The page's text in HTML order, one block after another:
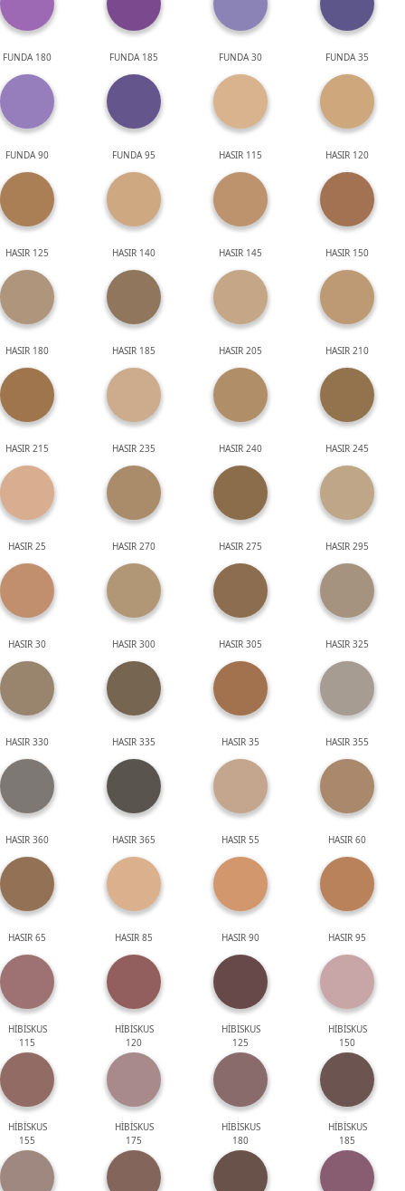
FUNDA 180 FUNDA 185 FUNDA 30 FUNDA 35
FUNDA 90 FUNDA 95 HASIR 115 HASIR 120
HASIR 125 HASIR 140 HASIR 145 HASIR 150
HASIR 180 HASIR 185 HASIR 205 HASIR 210
HASIR 215 HASIR 235 HASIR 240 HASIR 245
HASIR 25 HASIR 270 HASIR 275 HASIR 295
HASIR 30 HASIR 300 HASIR 305 HASIR 325
HASIR 330 HASIR 335 HASIR 35 HASIR 355
HASIR 360 HASIR 365 HASIR 55 HASIR 60
HASIR 65 HASIR 85 HASIR 90 HASIR 95
HİBİSKUS
115
HİBİSKUS
120
HİBİSKUS
125
HİBİSKUS
150
HİBİSKUS
155
HİBİSKUS
175
HİBİSKUS
180
HİBİSKUS
185